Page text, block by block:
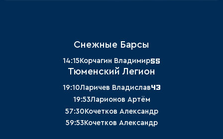
Снежные Барсы
14:15 Корчагин Владимир55
Тюменский Легион
19:10Ларичев Владислав43
19:53Ларионов Артём
57:30Кочетков Александр
59:53 Кочетков Александр